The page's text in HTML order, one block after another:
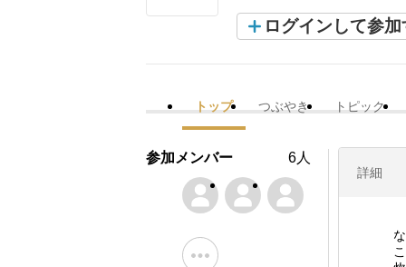
ログインして参加
トップ つぶやき トピック
詳細
参加メンバー 6人